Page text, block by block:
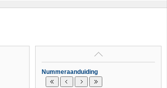
Nummeraanduiding